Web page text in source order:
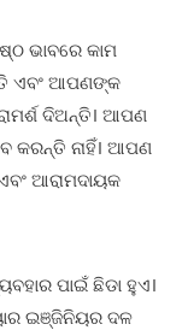
ଭାବରେ କାମ
ଏବଂ ଆପଣଙ୍କ
ଦିଅନ୍ତି। ଆପଣ
କରନ୍ତି ନାହିଁ। ଆପଣ
ଆରାମଦାୟକ
ପାଇଁ ଛିଡା ହୁଏ।
ଇଞ୍ଜିନିୟର ଦଳ